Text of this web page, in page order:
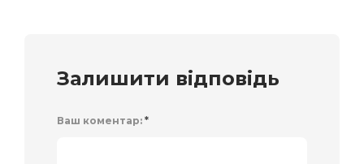
Залишити відповідь
Ваш коментар: *